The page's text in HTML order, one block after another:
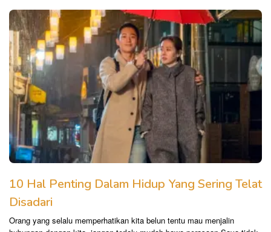
10 Hal Penting Dalam Hidup Yang Sering Telat
Disadari
Orang yang selalu memperhatikan kita belun tentu mau menjalin